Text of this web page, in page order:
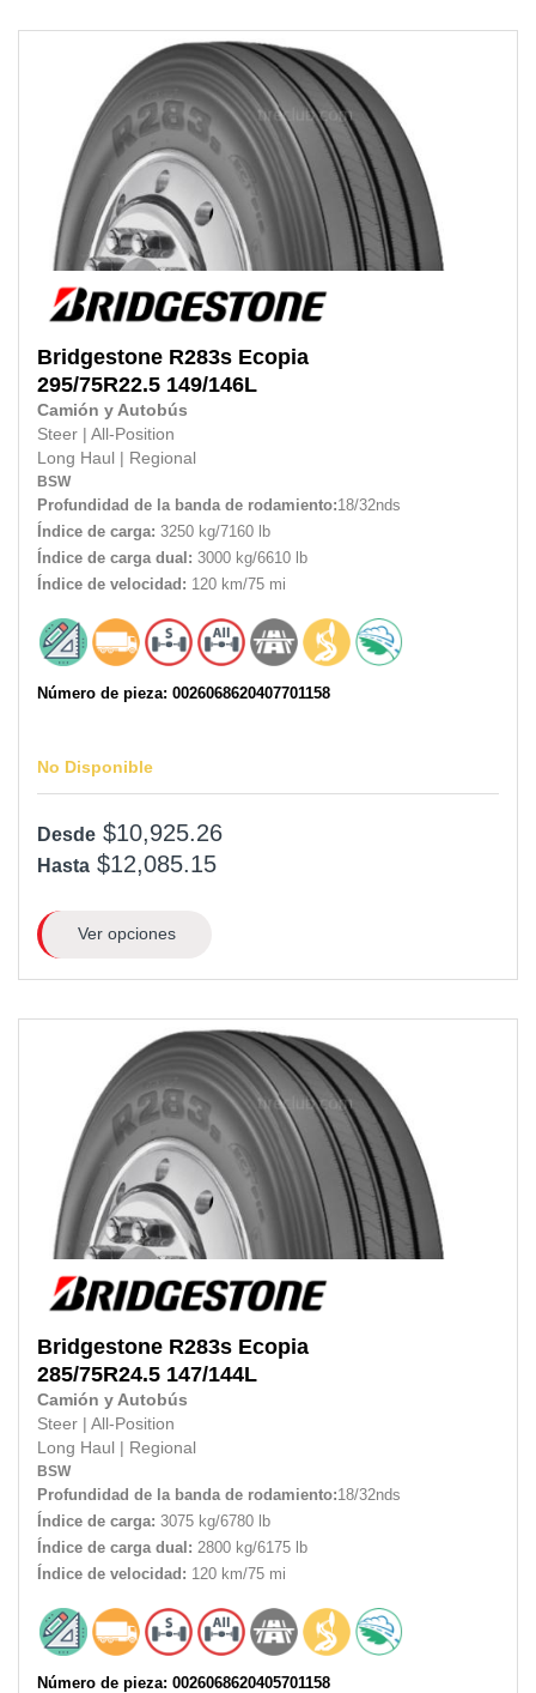
Bridgestone R283s Ecopia
295/75R22.5 149/146L
Camión y Autobús
Steer
All-Position
Long Haul
Regional
BSW
Profundidad de la banda de rodamiento:18/32nds
Índice de carga: 3250 kg/7160 lb
Índice de carga dual: 3000 kg/6610 lb
Índice de velocidad: 120 km/75 mi
Número de pieza: 0026068620407701158
No Disponible
Desde $10,925.26
Hasta $12,085.15
Ver opciones
Bridgestone R283s Ecopia
285/75R24.5 147/144L
Camión y Autobús
Steer | All-Position
Long Haul | Regional
BSW
Profundidad de la banda de rodamiento:18/32nds
Índice de carga: 3075 kg/6780 lb
Índice de carga dual: 2800 kg/6175 lb
Índice de velocidad: 120 km/75 mi
Número de pieza: 0026068620405701158